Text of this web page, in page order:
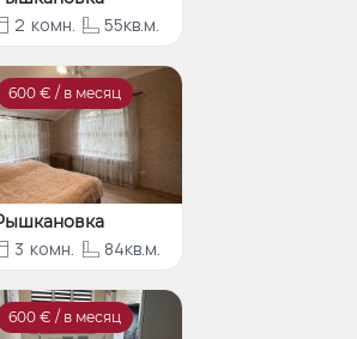
2 комн. 55кв.м.
600 € / в месяц
3 комн. 84кв.м.
600 € / в месяц